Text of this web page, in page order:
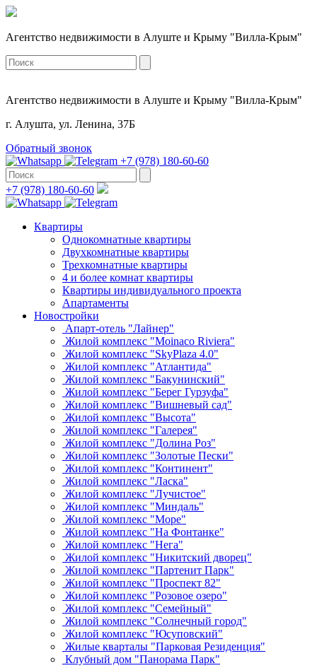
Агентство недвижимости в Алуште и Крыму "Вилла-Крым"
Агентство недвижимости в Алуште и Крыму "Вилла-Крым"
г. Алушта, ул. Ленина, 37Б
Обратный звонок
+7 (978) 180-60-60
+7 (978) 180-60-60
Квартиры
Однокомнатные квартиры
Двухкомнатные квартиры
Трехкомнатные квартиры
4 и более комнат квартиры
Квартиры индивидуального проекта
Апартаменты
Новостройки
Апарт-отель "Лайнер"
Жилой комплекс "Moinaco Riviera"
Жилой комплекс "SkyPlaza 4.0"
Жилой комплекс "Атлантида"
Жилой комплекс "Бакунинский"
Жилой комплекс "Берег Гурзуфа"
Жилой комплекс "Вишневый сад"
Жилой комплекс "Высота"
Жилой комплекс "Галерея"
Жилой комплекс "Долина Роз"
Жилой комплекс "Золотые Пески"
Жилой комплекс "Континент"
Жилой комплекс "Ласка"
Жилой комплекс "Лучистое"
Жилой комплекс "Миндаль"
Жилой комплекс "Море"
Жилой комплекс "На Фонтанке"
Жилой комплекс "Нега"
Жилой комплекс "Никитский дворец"
Жилой комплекс "Партенит Парк"
Жилой комплекс "Проспект 82"
Жилой комплекс "Розовое озеро"
Жилой комплекс "Семейный"
Жилой комплекс "Солнечный город"
Жилой комплекс "Юсуповский"
Жилые кварталы "Парковая Резиденция"
Клубный дом "Панорама Парк"